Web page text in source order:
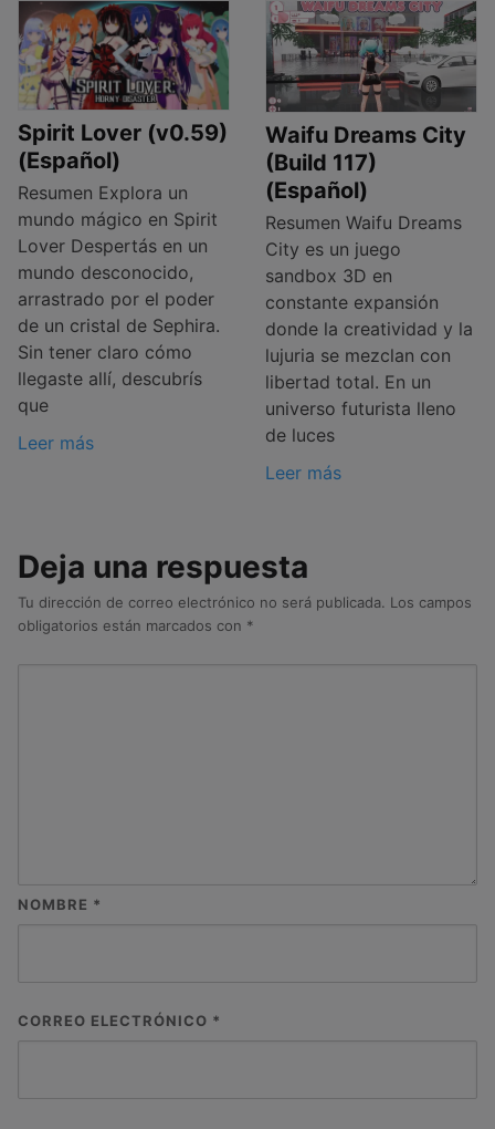
Spirit Lover (v0.59)
(Español)
Resumen Explora un
mundo mágico en Spirit
Lover Despertás en un
mundo desconocido,
arrastrado por el poder
de un cristal de Sephira.
Sin tener claro cómo
llegaste allí, descubrís
que
Leer más
Waifu Dreams City
(Build 117)
(Español)
Resumen Waifu Dreams
City es un juego
sandbox 3D en
constante expansión
donde la creatividad y la
lujuria se mezclan con
libertad total. En un
universo futurista lleno
de luces
Leer más
Deja una respuesta
Tu dirección de correo electrónico no será publicada. Los campos
obligatorios están marcados con *
NOMBRE *
CORREO ELECTRÓNICO *